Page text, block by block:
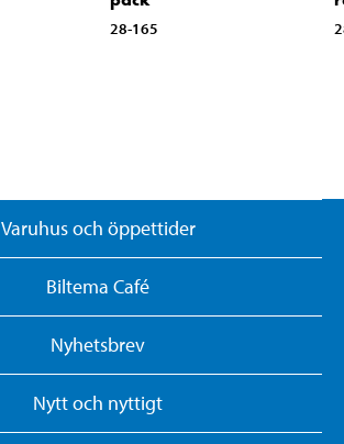
28-165
Varuhus och öppettider
Biltema Café
Nyhetsbrev
Nytt och nyttigt